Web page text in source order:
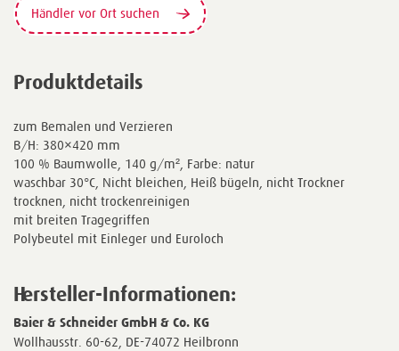
Händler vor Ort suchen
Produktdetails
zum Bemalen und Verzieren
B/H: 380×420 mm
100 % Baumwolle, 140 g/m², Farbe: natur
waschbar 30°C, Nicht bleichen, Heiß bügeln, nicht Trockner
trocknen, nicht trockenreinigen
mit breiten Tragegriffen
Polybeutel mit Einleger und Euroloch
Hersteller-Informationen:
Baier & Schneider GmbH & Co. KG
Wollhausstr. 60-62, DE-74072 Heilbronn